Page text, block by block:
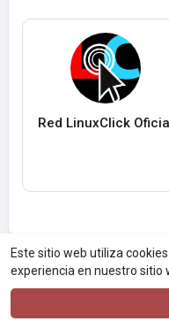
Este sitio web utiliza
experiencia en nuestro sitio
Red LinuxClick Oficial